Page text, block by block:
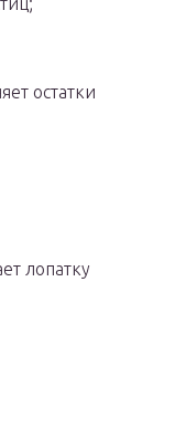
остатки
лопатку